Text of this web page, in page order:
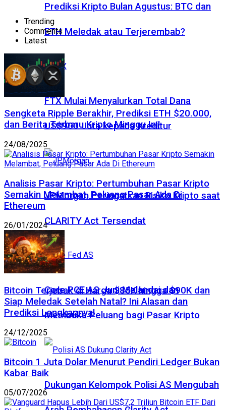
Prediksi Kripto Bulan Agustus: BTC dan
ETH Meledak atau Terjerembab?
FTX Mulai Menyalurkan Total Dana
US$900 Juta kepada Kreditur
JPMorgan Peringatkan Risiko Kripto saat
CLARITY Act Tersendat
Core PCE AS Juni Melandai dan
Membuka Peluang bagi Pasar Kripto
Dukungan Kelompok Polisi AS Mengubah
Trending
Comments
Latest
Sengketa Ripple Berakhir, Prediksi ETH $20.000,
dan Berita Terbaru Kripto Minggu Ini!
24/08/2025
Analisis Pasar Kripto: Pertumbuhan Pasar Kripto
Semakin Melambat, Peluang Pasar Ada Di
Ethereum
26/01/2024
Bitcoin Terjebak di Harga $85K hingga $90K dan
Siap Meledak Setelah Natal? Ini Alasan dan
Prediksi Lengkapnya!
24/12/2025
Bitcoin 1 Juta Dolar Menurut Pendiri Ledger Bukan
Kabar Baik
05/07/2026